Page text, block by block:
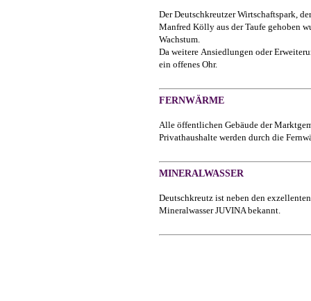
Der Deutschkreutzer Wirtschaftspark,
Manfred Kölly aus der Taufe gehoben
Wachstum.
Da weitere Ansiedlungen oder
ein offenes Ohr.
FERNWÄRME
Alle öffentlichen Gebäude der
Privathaushalte werden durch die
MINERALWASSER
Deutschkreutz ist neben den
Mineralwasser JUVINA bekannt.